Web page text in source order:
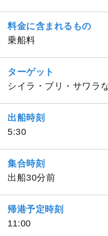
料金に含まれるもの
乗船料
ターゲット
シイラ・ブリ・サワラ
出船時刻
5:30
集合時刻
出船30分前
帰港予定時刻
11:00